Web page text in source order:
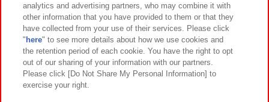
関連会社 サステナビリティ サイトポリシー
プライバシーポリシー ウェブアクセシビリティ方針と検証結果
お取引先さまとともに
analytics and advertising partners, who may combine it with
other information that you have provided to them or that they
have collected from your use of their services. Please click
" here" to see more details about how we use cookies and
the retention period of each cookie. You have the right to opt
out of our sharing of your information with our partners.
Please click [Do Not Share My Personal Information] to
exercise your right.